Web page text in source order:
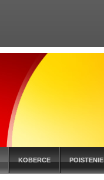
KOBERCE POISTENIE